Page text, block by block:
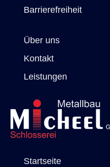
Barrierefreiheit
Über uns
Kontakt
Leistungen
Startseite